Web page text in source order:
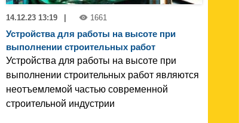
14.12.23 13:19 1661
Устройства для работы на высоте при
выполнении строительных работ
Устройства для работы на высоте при
выполнении строительных работ являются
неотъемлемой частью современной
строительной индустрии